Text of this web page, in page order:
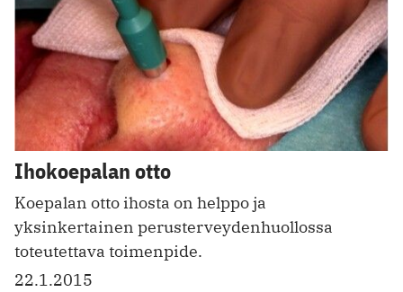
Ihokoepalan otto
Koepalan otto ihosta on helppo ja
yksinkertainen perusterveydenhuollossa
toteutettava toimenpide.
22.1.2015